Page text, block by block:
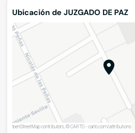
Ubicación de JUZGADO DE PAZ